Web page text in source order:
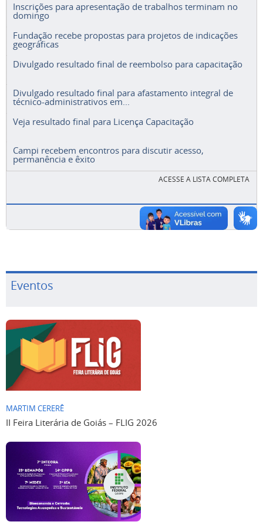
Inscrições para apresentação de trabalhos terminam no
domingo
Fundação recebe propostas para projetos de indicações
geográficas
Divulgado resultado final de reembolso para capacitação
Divulgado resultado final para afastamento integral de
técnico-administrativos em...
Veja resultado final para Licença Capacitação
Campi recebem encontros para discutir acesso,
permanência e êxito
ACESSE A LISTA COMPLETA
Eventos
MARTIM CERERÊ
II Feira Literária de Goiás – FLIG 2026